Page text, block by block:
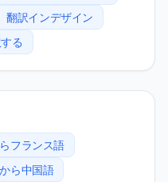
翻訳インデザイン
る
フランス語
ら中国語